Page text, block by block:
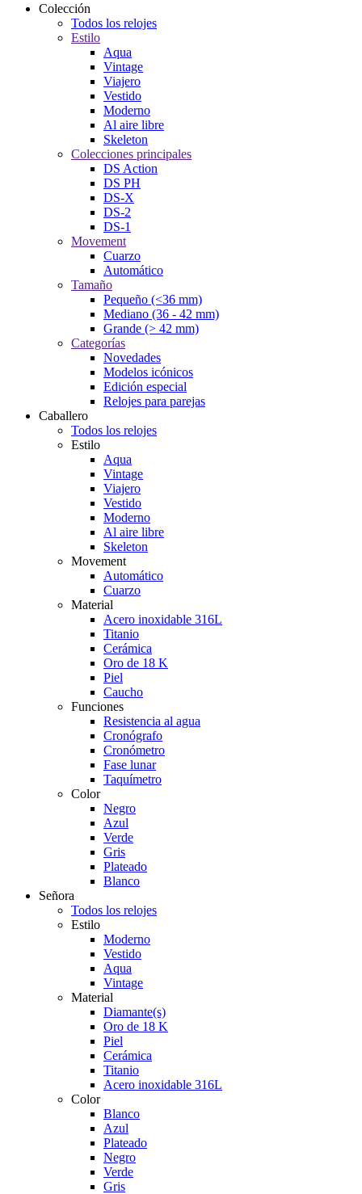
Colección
Todos los relojes
Estilo
Aqua
Vintage
Viajero
Vestido
Moderno
Al aire libre
Skeleton
Colecciones principales
DS Action
DS PH
DS-X
DS-2
DS-1
Movement
Cuarzo
Automático
Tamaño
Pequeño (<36 mm)
Mediano (36 - 42 mm)
Grande (> 42 mm)
Categorías
Novedades
Modelos icónicos
Edición especial
Relojes para parejas
Caballero
Todos los relojes
Estilo
Aqua
Vintage
Viajero
Vestido
Moderno
Al aire libre
Skeleton
Movement
Automático
Cuarzo
Material
Acero inoxidable 316L
Titanio
Cerámica
Oro de 18 K
Piel
Caucho
Funciones
Resistencia al agua
Cronógrafo
Cronómetro
Fase lunar
Taquímetro
Color
Negro
Azul
Verde
Gris
Plateado
Blanco
Señora
Todos los relojes
Estilo
Moderno
Vestido
Aqua
Vintage
Material
Diamante(s)
Oro de 18 K
Piel
Cerámica
Titanio
Acero inoxidable 316L
Color
Blanco
Azul
Plateado
Negro
Verde
Gris